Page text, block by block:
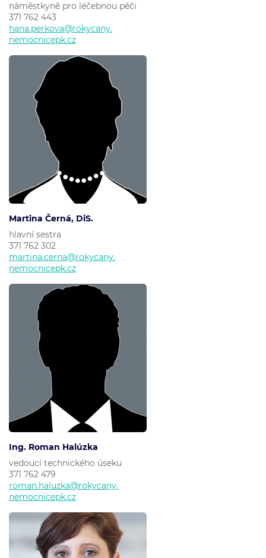
náměstkyně pro léčebnou péči
371 762 443
hana.perkova@rokycany.
nemocnicepk.cz
Martina Černá, DiS.
hlavní sestra
371 762 302
martina.cerna@rokycany.
nemocnicepk.cz
Ing. Roman Halúzka
vedoucí technického úseku
371 762 479
roman.haluzka@rokycany.
nemocnicepk.cz